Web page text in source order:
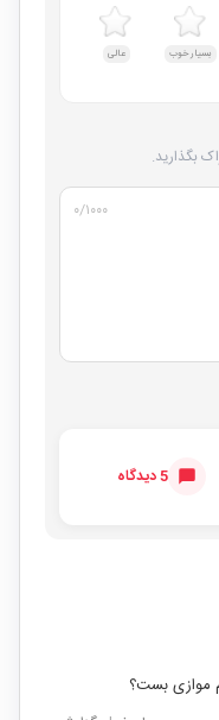
بسیار خوب عالی
بگذارید.
۰/۱۰۰۰
5 دیدگاه
موازی بست؟